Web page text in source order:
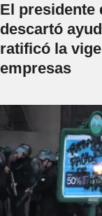
El presidente
descartó
ratificó la
empresas